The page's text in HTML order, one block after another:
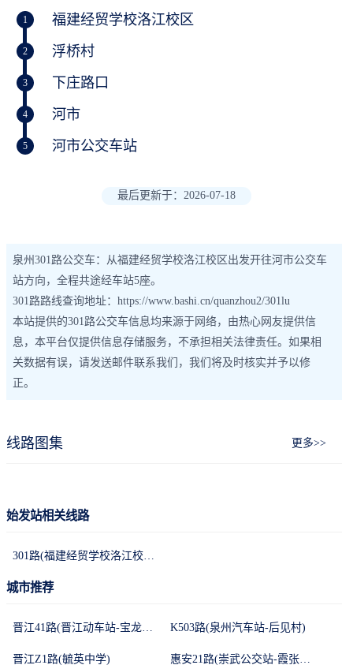
1 福建经贸学校洛江校区
2 浮桥村
3 下庄路口
4 河市
5 河市公交车站
最后更新于：2026-07-18
泉州301路公交车：从福建经贸学校洛江校区出发开往河市公交车
站方向，全程共途经车站5座。
301路路线查询地址：https://www.bashi.cn/quanzhou2/301lu
本站提供的301路公交车信息均来源于网络，由热心网友提供信
息，本平台仅提供信息存储服务，不承担相关法律责任。如果相
关数据有误，请发送邮件联系我们，我们将及时核实并予以修
正。
线路图集 更多>>
始发站相关线路
301路(福建经贸学校洛江校区-河市公交车站)
城市推荐
晋江41路(晋江动车站-宝龙城市广场) K503路(泉州汽车站-后见村)
晋江Z1路(毓英中学) 惠安21路(崇武公交站-霞张公交站)